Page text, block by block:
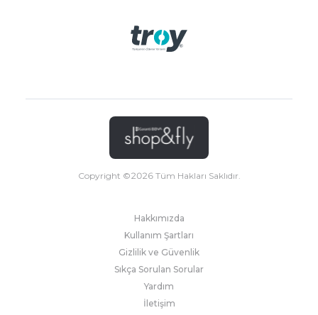
Copyright ©2026Tüm Hakları Saklıdır.
Hakkımızda
Kullanım Şartları
Gizlilik ve Güvenlik
Sıkça Sorulan Sorular
Yardım
İletişim